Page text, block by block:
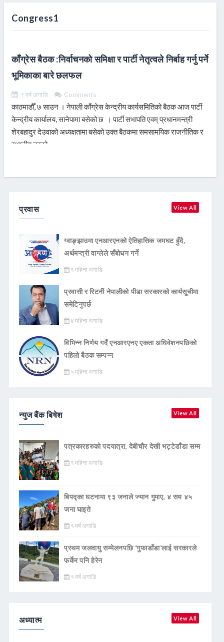
Congress1
काँग्रेस बैठक :निर्वाचनको समिक्षा र पार्टी नेतृत्वले निर्बाह गर्नु पर्ने
भूमिकाका बारे छलफल
९ वर्ष अगाडि Comments
काठमाडौँ, ७ साउन । नेपाली काँग्रेस केन्द्रीय कार्यसमितिको बैठक आज पार्टी
केन्द्रीय कार्यालय, सानेपामा बसेको छ । पार्टी सभापति एवम् प्रधानमन्त्री
शेरबहादुर देउवाको अध्यक्षतामा बसेको उक्त बैठकमा समसामयिक राजनीतिक र
स्थानीय तहको
प्रवास View All
ग्वाङ्झाउमा एनआरएनको ऐतिहासिक जमघट हुँदै,
अर्थमन्त्री वाग्लेले सँबोधन गर्ने
१ महिना अगाडि
प्रवासी र रिटर्नी नेपालीको पीडा सरकारको कार्यसूचीमा
समेटिनुपर्छ
४ महिना अगाडि
विभिन्न निर्णय गर्दै एनआरएनए एकता अधिवेशनपछिको
पहिलो बैठक सम्पन्न
५ महिना अगाडि
न्युज बैंक बिषेश View All
पत्रकारहरुको पदयात्रा, देबीचौर देखी भट्टेडाँडा सम्म
१ महिना अगाडि
बिपद्का घटनामा ९३ जनाले ज्यान गुमाए, ४ सय ४५
जना घाइते
१ वर्ष अगाडि
प्रथम जलवायु सम्मेलनपछि ‘गुफाडाँडा’लाई सरकारले
फर्केर पनि हेरेन
१ वर्ष अगाडि
अध्यात्म View All